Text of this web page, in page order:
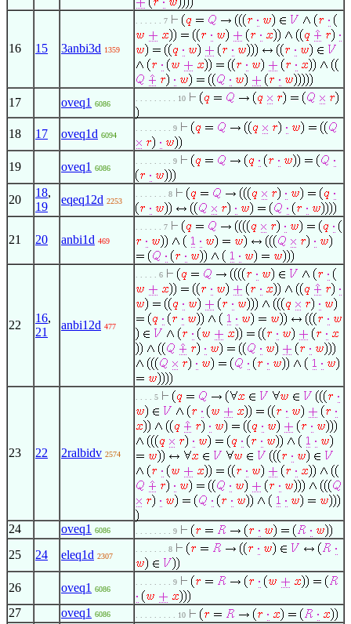
16 15 3anbi3d 1359
. . . . . . 7
17 oveq1 6086
. . . . . . . . . 10
18 17 oveq1d 6094
. . . . . . . . 9
19 oveq1 6086
. . . . . . . . 9
20
18,
19
eqeq12d 2253
. . . . . . . 8
21 20 anbi1d 469
. . . . . . 7
22
16,
21
anbi12d 477
. . . . . 6
23 22 2ralbidv 2574
. . . . 5
24 oveq1 6086 . . . . . . . . 9
25 24 eleq1d 2307
. . . . . . . 8
26 oveq1 6086
. . . . . . . . 9
27 oveq1 6086 . . . . . . . . . 10